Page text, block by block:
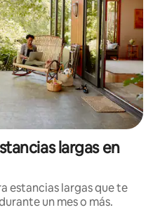
largas en
estancias largas que te
un mes o más.